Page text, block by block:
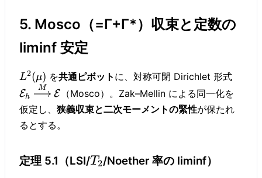
5. Mosco（=Γ+Γ*）収束と定数の
liminf 安定
L2(μ) を共通ピボット に、対称可閉 Dirichlet 形式
Eh
M
E
（Mosco）。Zak–Mellin による同一化を
仮定し、 狭義収束と二次モーメントの緊性が保たれ
るとする。
定理 5.1（LSI/T2/Noether 率の liminf）